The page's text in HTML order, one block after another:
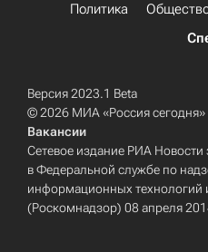
Политика
Версия 2023.1 Beta
© 2026 МИА «Россия сегодня»
Вакансии
Сетевое издание РИА Новости
в Федеральной службе по
информационных технологий
(Роскомнадзор) 08 апреля